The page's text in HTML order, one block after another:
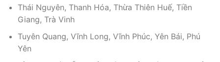
Thái Nguyên, Thanh Hóa, Thừa Thiên Huế, Tiền
Giang, Trà Vinh
Tuyên Quang, Vĩnh Long, Vĩnh Phúc, Yên Bái, Phú
Yên